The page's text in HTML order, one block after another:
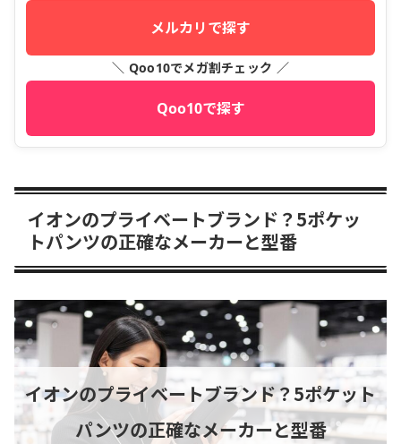
メルカリで探す
＼ Qoo10でメガ割チェック ／
Qoo10で探す
イオンのプライベートブランド？5ポケッ
トパンツの正確なメーカーと型番
イオンのプライベートブランド？5ポケット
パンツの正確なメーカーと型番